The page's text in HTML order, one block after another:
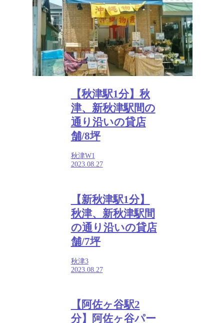
【秋津駅1分】秋
津、新秋津駅間の
通り沿いの貸店
舗/8坪
秋津W1
2023.08.27
【新秋津駅1分】
秋津、新秋津駅間
の通り沿いの貸店
舗/7坪
秋津3
2023.08.27
【阿佐ヶ谷駅2
分】阿佐ヶ谷パー